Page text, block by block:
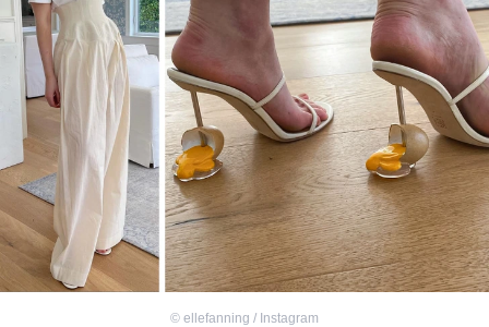
© ellefanning / Instagram